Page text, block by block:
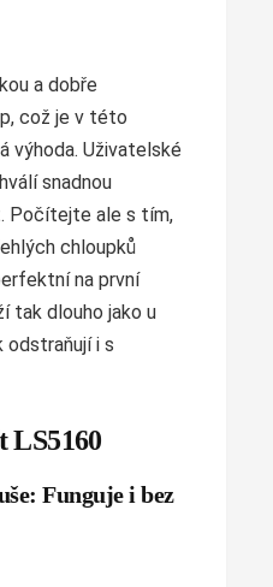
a dobře
což je v této
výhoda. Uživatelské
snadnou
Počítejte ale s tím,
chloupků
na první
tak dlouho jako u
i s
LS5160
Funguje i bez